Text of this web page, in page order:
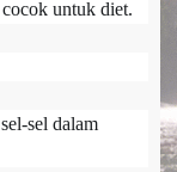
untuk diet.
sel dalam